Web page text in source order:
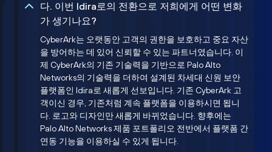
다. 이번 Idira로의 전환으로 저희에게 어떤 변화
가 생기나요?
CyberArk는 오랫동안 고객의 권한을 보호하고 중요 자산
을 방어하는 데 있어 신뢰할 수 있는 파트너였습니다. 이
제 CyberArk의 기존 기술력을 기반으로 Palo Alto
Networks의 기술력을 더하여 설계된 차세대 신원 보안
플랫폼인 Idira로 새롭게 선보입니다. 기존 CyberArk 고
객이신 경우, 기존처럼 계속 플랫폼을 이용하시면 됩니
다. 로고와 디자인만 새롭게 바뀌었습니다. 향후에는
Palo Alto Networks 제품 포트폴리오 전반에서 플랫폼 간
연동 기능을 이용하실 수 있게 됩니다.